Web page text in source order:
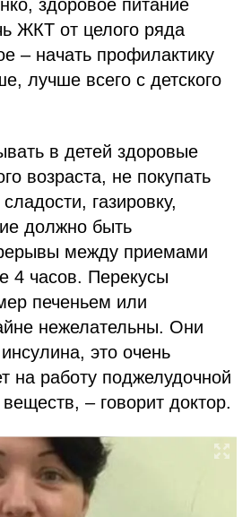
здоровое питание
ЖКТ от целого ряда
– начать профилактику
лучше всего с детского
в детей здоровые
возраста, не покупать
газировку,
должно быть
между приемами
4 часов. Перекусы
печеньем или
нежелательны. Они
это очень
на работу поджелудочной
– говорит доктор.